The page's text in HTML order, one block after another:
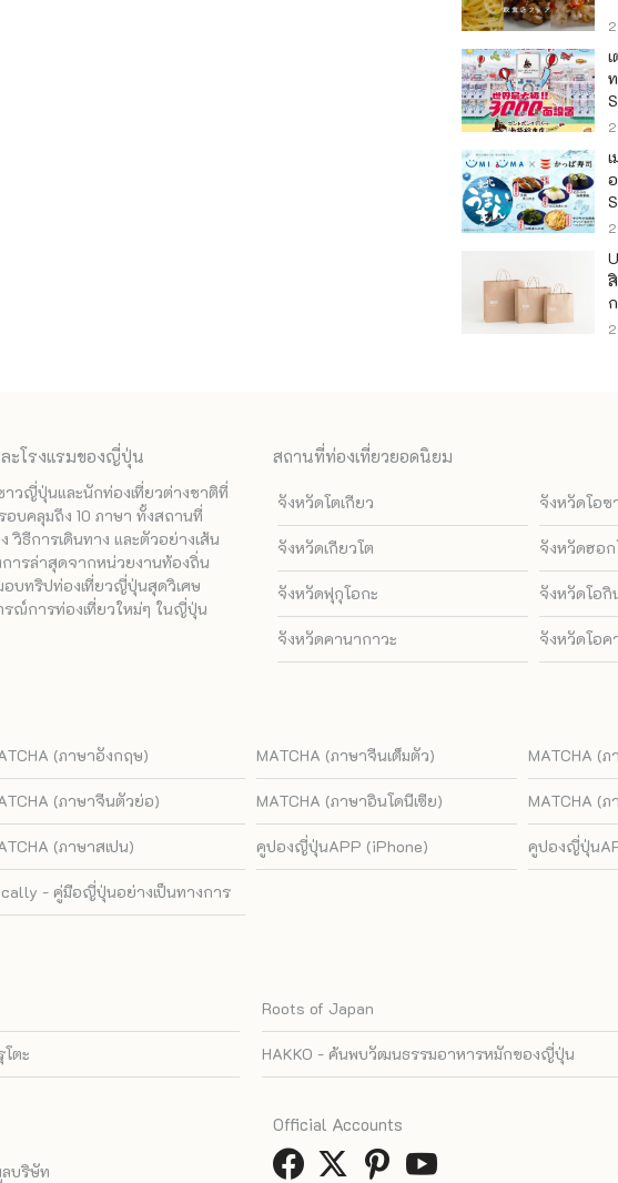
ะโรงแรมของญี่ปุ่น
าวญี่ปุ่นและนักท่องเที่ยวต่างชาติที่
บคลุมถึง 10 ภาษา ทั้งสถานที่
วิธีการเดินทาง และตัวอย่างเส้น
การล่าสุดจากหน่วยงานท้องถิ่น
บทริปท่องเที่ยวญี่ปุ่นสุดวิเศษ
ณ์การท่องเที่ยวใหม่ๆ ในญี่ปุ่น
สถานที่ท่องเที่ยวยอดนิยม
จังหวัดโตเกียว จังหวัดโอซ
จังหวัดเกียวโต จังหวัดฮอก
จังหวัดฟุกุโอกะ จังหวัดโอกิ
จังหวัดคานากาวะ จังหวัดโอค
(ภาษาอังกฤษ) MATCHA (ภาษาจีนเต็มตัว) MATCHA (
(ภาษาจีนตัวย่อ) MATCHA (ภาษาอินโดนีเซีย) MATCHA (ภ
(ภาษาสเปน) คูปองญี่ปุ่นAPP (iPhone) คูปองญี่ปุ่น
- คู่มือญี่ปุ่นอย่างเป็นทางการ
Roots of Japan
ตะ HAKKO - ค้นพบวัฒนธรรมอาหารหมักของญี่ปุ่น
บริษัท
Official Accounts